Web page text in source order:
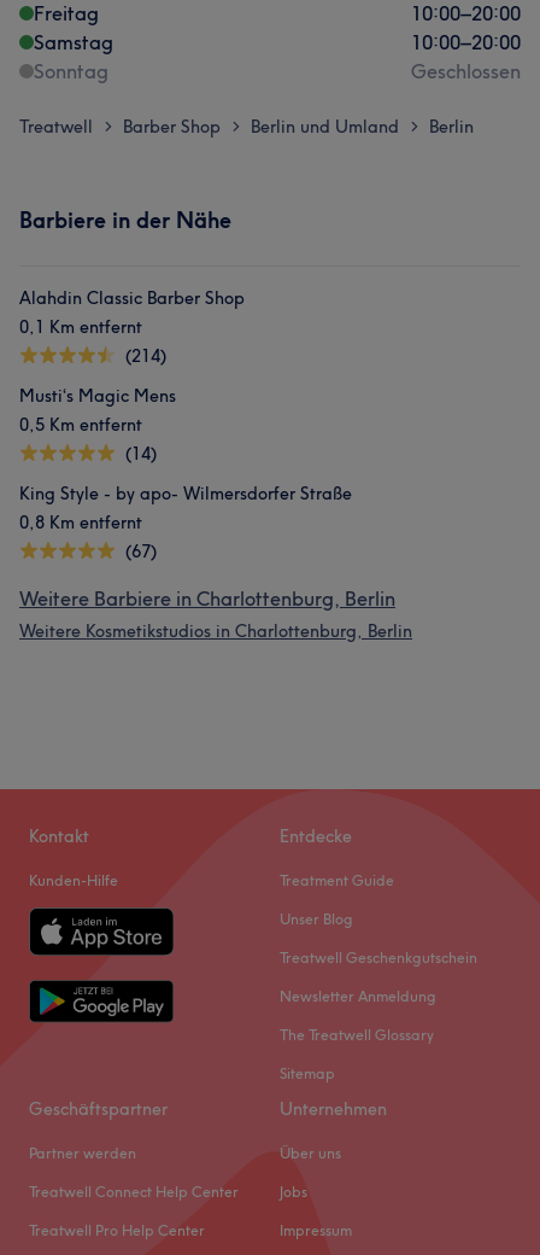
Freitag
10:00–20:00
Samstag
10:00–20:00
Sonntag
Geschlossen
Treatwell > Barber Shop > Berlin und Umland > Berlin
Barbiere in der Nähe
Alahdin Classic Barber Shop
0,1 Km entfernt
(214)
Musti‘s Magic Mens
0,5 Km entfernt
(14)
King Style - by apo- Wilmersdorfer Straße
0,8 Km entfernt
(67)
Weitere Barbiere in Charlottenburg, Berlin
Weitere Kosmetikstudios in Charlottenburg, Berlin
Kontakt
Kunden-Hilfe
Entdecke
Treatment Guide
Unser Blog
Treatwell Geschenkgutschein
Newsletter Anmeldung
The Treatwell Glossary
Sitemap
Geschäftspartner
Partner werden
Treatwell Connect Help Center
Treatwell Pro Help Center
Unternehmen
Über uns
Jobs
Impressum